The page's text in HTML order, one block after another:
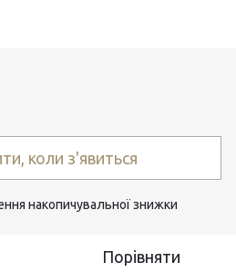
коли з'явиться
накопичувальної знижки
Порівняти